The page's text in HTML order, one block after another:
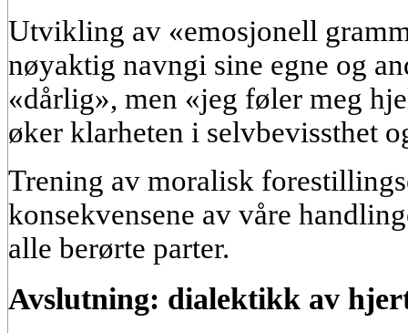
Utvikling av «emosjonell
nøyaktig navngi sine egne og
«dårlig», men «jeg føler meg
øker klarheten i selvbevissthet
Trening av moralisk
konsekvensene av våre
alle berørte parter.
Avslutning: dialektikk av